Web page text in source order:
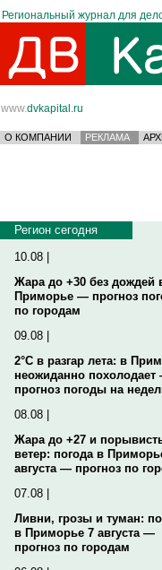
Региональный журнал для
www.dvkapital.ru
О КОМПАНИИ РЕКЛАМА
Регион сегодня
10.08 |
Жара до +30 без дождей
Приморье — прогноз
по городам
09.08 |
2°C в разгар лета: в
неожиданно
прогноз погоды на
08.08 |
Жара до +27 и
ветер: погода в
августа — прогноз по
07.08 |
Ливни, грозы и туман:
в Приморье 7 августа —
прогноз по городам